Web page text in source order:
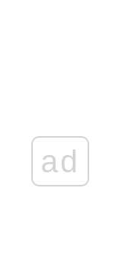
ad